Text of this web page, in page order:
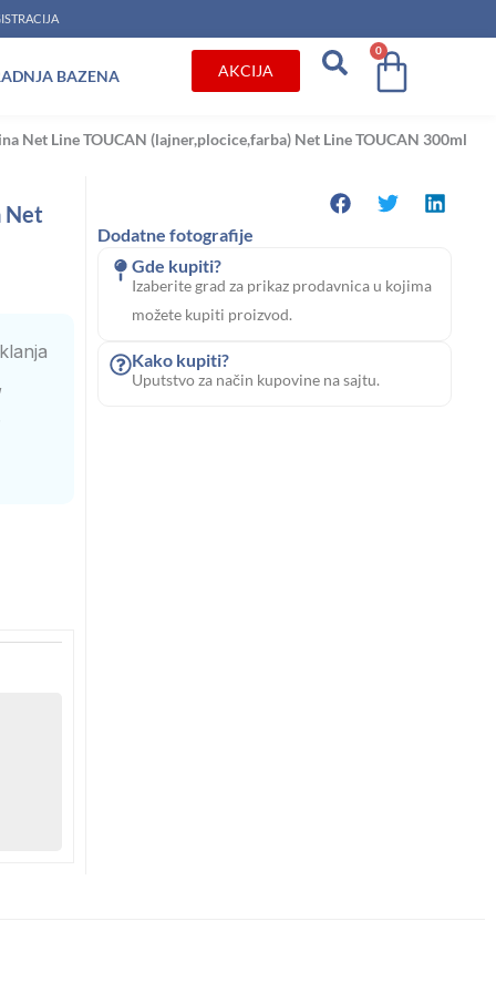
BAZENA AKCIJA
0
Cart
Net Line TOUCAN (lajner,plocice,farba) Net Line TOUCAN 300ml
Net
Dodatne fotografije
Gde kupiti?
Izaberite grad za prikaz prodavnica u kojima
možete kupiti proizvod.
Kako kupiti?
Uputstvo za način kupovine na sajtu.